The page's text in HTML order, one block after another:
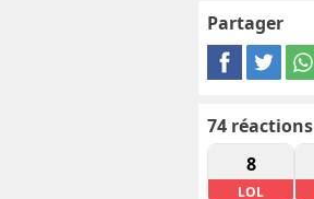
Partager
74 réactions
8
LOL